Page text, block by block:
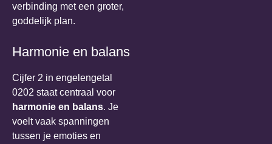
verbinding met een groter,
goddelijk plan.
Harmonie en balans
Cijfer 2 in engelengetal
0202 staat centraal voor
harmonie en balans. Je
voelt vaak spanningen
tussen je emoties en